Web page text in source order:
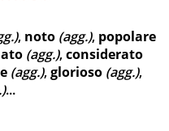
, noto (agg.), popolare
(agg.),considerato
(agg.),glorioso (agg.),
...